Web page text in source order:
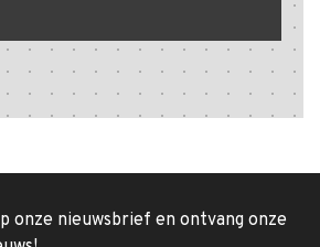
onze nieuwsbrief en ontvang onze